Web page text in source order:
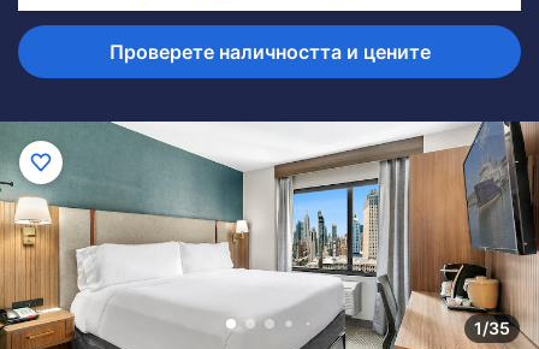
Проверете наличността и цените
1/35